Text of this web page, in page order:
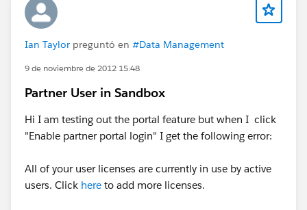
Ian Taylor preguntó en #Data Management
9 de noviembre de 2012 15:48
Partner User in Sandbox
Hi I am testing out the portal feature but when I click
"Enable partner portal login" I get the following error:
All of your user licenses are currently in use by active
users. Click here to add more licenses.